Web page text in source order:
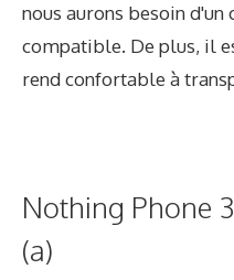
nous aurons besoin d'un
compatible. De plus, il
rend confortable à
Nothing Phone
(a)